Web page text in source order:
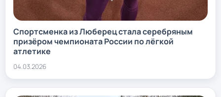
Спортсменка из Люберец стала серебряным
призёром чемпионата России по лёгкой
атлетике
04.03.2026